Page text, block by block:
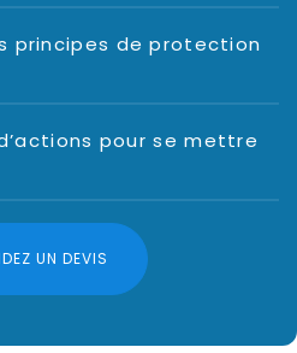
principes de protection
pour se mettre
UN DEVIS